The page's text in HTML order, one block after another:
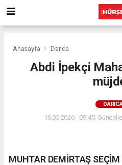
Anasayfa Darıca
Abdi İpekçi
13.05.2026 - 09:45,
MUHTAR DEMİRTAŞ